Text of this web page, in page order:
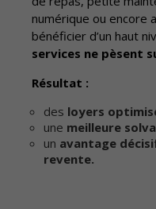
numérique ou encore
bénéficier d’un haut
services ne pèsent
Résultat :
des loyers
une meilleure
un avantage
revente.